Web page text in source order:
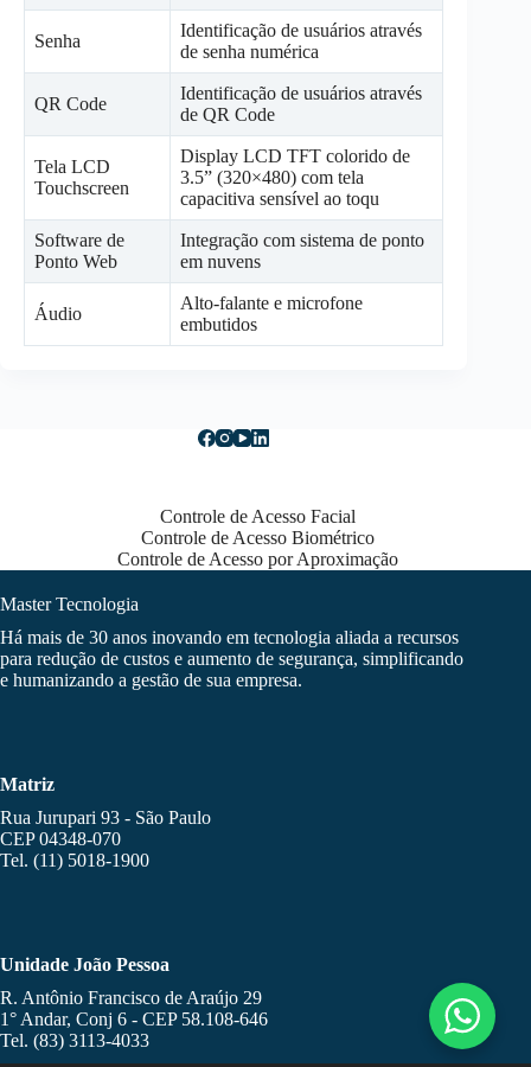
Senha
Identificação de usuários através
de senha numérica
QR Code
Identificação de usuários através
de QR Code
Tela LCD
Touchscreen
Display LCD TFT colorido de
3.5” (320×480) com tela
capacitiva sensível ao toqu
Software de
Ponto Web
Integração com sistema de ponto
em nuvens
Áudio
Alto-falante e microfone
embutidos
Controle de Acesso Facial
Controle de Acesso Biométrico
Controle de Acesso por Aproximação
Master Tecnologia
Há mais de 30 anos inovando em tecnologia aliada a recursos
para redução de custos e aumento de segurança, simplificando
e humanizando a gestão de sua empresa.
Matriz
Rua Jurupari 93 - São Paulo
CEP 04348-070
Tel. (11) 5018-1900
Unidade João Pessoa
R. Antônio Francisco de Araújo 29
1° Andar, Conj 6 - CEP 58.108-646
Tel. (83) 3113-4033